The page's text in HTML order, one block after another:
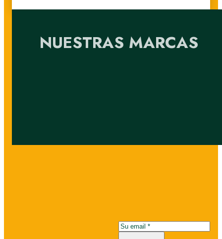
NUESTRAS MARCAS